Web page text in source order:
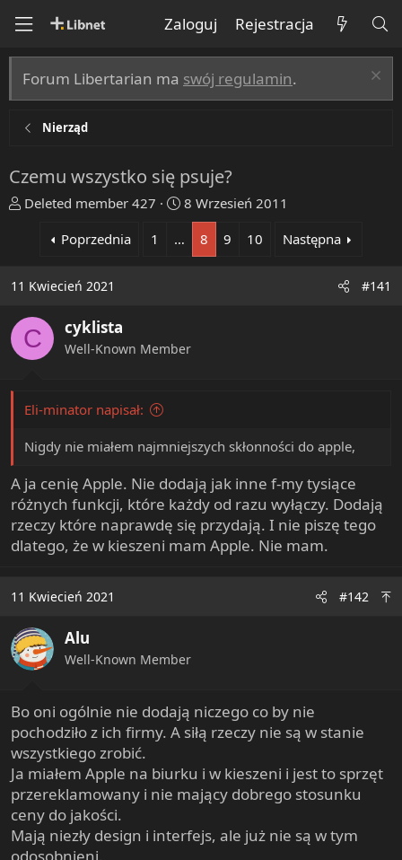
Zaloguj Rejestracja
Forum Libertarian ma swój regulamin.
Nierząd
Czemu wszystko się psuje?
T
a
d
s
t
a
e
Deleted member 427
R
z
t
8 Wrzesień 2011
Poprzednia
1 … 8 9 10 Następna
11 Kwiecień 2021 #141
C cyklista
Well-Known Member
Eli-minator napisał:
Nigdy nie miałem najmniejszych skłonności do apple,
A ja cenię Apple. Nie dodają jak inne f-my tysiące
różnych funkcji, które każdy od razu wyłączy. Dodają
rzeczy które naprawdę się przydają. I nie piszę tego
dlatego, że w kieszeni mam Apple. Nie mam.
11 Kwiecień 2021 #142
Alu
Well-Known Member
Bo oni ogólnie nie dodają niczego co by nie
pochodziło z ich firmy. A siłą rzeczy nie są w stanie
wszystkiego zrobić.
Ja miałem Apple na biurku i w kieszeni i jest to sprzęt
przereklamowany i nie mający dobrego stosunku
ceny do jakości.
Mają niezły design i interfejs, ale już nie są w tym
odosobnieni.